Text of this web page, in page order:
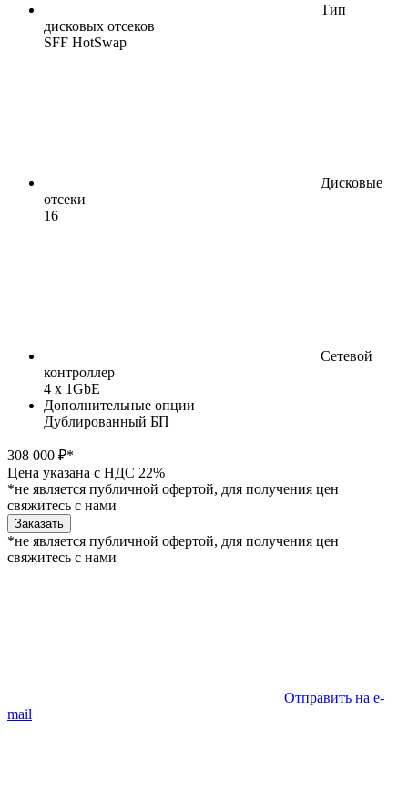
Тип
дисковых отсеков
SFF HotSwap
Дисковые
отсеки
16
Сетевой
контроллер
4 x 1GbE
Дополнительные опции
Дублированный БП
308 000 ₽*
Цена указана с НДС 22%
*не является публичной офертой, для получения цен
свяжитесь с нами
Заказать
*не является публичной офертой, для получения цен
свяжитесь с нами
Отправить на e-
mail